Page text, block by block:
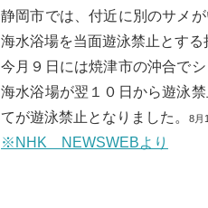
静岡市では、付近に別のサメ
海水浴場を当面遊泳禁止とする
今月９日には焼津市の沖合で
海水浴場が翌１０日から遊泳
てが遊泳禁止となりました。
8月
※NHK NEWSWEBより